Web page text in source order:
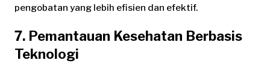
pengobatan yang lebih efisien dan efektif.
7. Pemantauan Kesehatan Berbasis
Teknologi